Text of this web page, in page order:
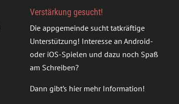
Verstärkung gesucht!
Die appgemeinde sucht tatkräftige
Unterstützung! Interesse an Android-
oder iOS-Spielen und dazu noch Spaß
am Schreiben?
Dann gibt’s hier mehr Information!